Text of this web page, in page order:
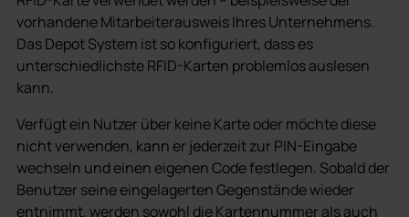
vorhandene Mitarbeiterausweis Ihres Unternehmens.
Das Depot System ist so konfiguriert, dass es
unterschiedlichste RFID-Karten problemlos auslesen
kann.
Verfügt ein Nutzer über keine Karte oder möchte diese
nicht verwenden, kann er jederzeit zur PIN-Eingabe
wechseln und einen eigenen Code festlegen. Sobald der
Benutzer seine eingelagerten Gegenstände wieder
entnimmt, werden sowohl die Kartennummer als auch